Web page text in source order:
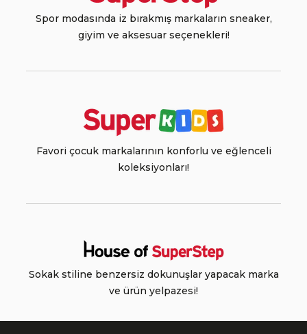
Spor modasında iz bırakmış markaların sneaker,
giyim ve aksesuar seçenekleri!
Favori çocuk markalarının konforlu ve eğlenceli
koleksiyonları!
Sokak stiline benzersiz dokunuşlar yapacak marka
ve ürün yelpazesi!